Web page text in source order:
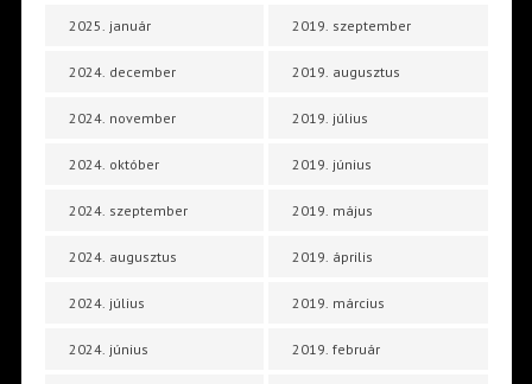
2025. január
2024. december
2024. november
2024. október
2024. szeptember
2024. augusztus
2024. július
2024. június
2019. szeptember
2019. augusztus
2019. július
2019. június
2019. május
2019. április
2019. március
2019. február